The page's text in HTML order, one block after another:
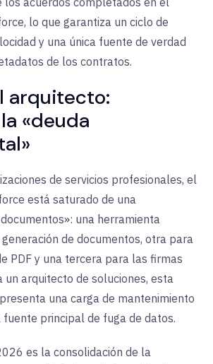
lo que garantiza un ciclo de
y una única fuente de verdad
de los contratos.
arquitecto:
«deuda
de servicios profesionales, el
está saturado de una
una herramienta
de documentos, otra para
PDF y una tercera para las firmas
un arquitecto de soluciones, esta
una carga de mantenimiento
fuente principal de fuga de datos.
es la consolidación de la